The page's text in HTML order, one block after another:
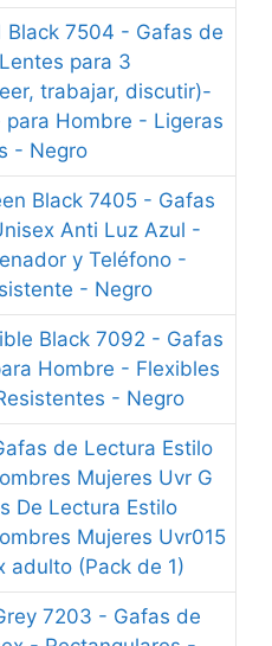
Black 7504 - Gafas de
para 3
trabajar, discutir)-
Hombre - Ligeras
- Negro
Black 7405 - Gafas
Anti Luz Azul -
y Teléfono -
- Negro
Black 7092 - Gafas
Hombre - Flexibles
- Negro
de Lectura Estilo
Mujeres Uvr G
De Lectura Estilo
Mujeres Uvr015
adulto (Pack de 1)
7203 - Gafas de